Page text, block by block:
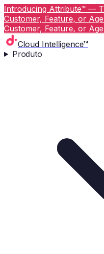
Introducing Attribute™ —
Customer, Feature, or
Customer, Feature, or
Cloud Intelligence™
Produto